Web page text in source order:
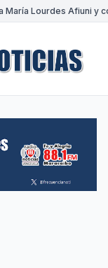
María Lourdes Afiuni y